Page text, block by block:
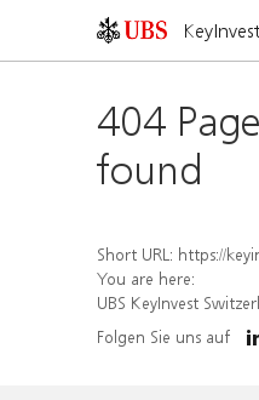
KeyInvest
404
found
Short URL: https://keyinvest-
You are here:
UBS KeyInvest
Folgen Sie uns auf